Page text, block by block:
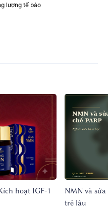
lượng tế bào
hoạt IGF-1
NMN và sửa
trẻ lâu